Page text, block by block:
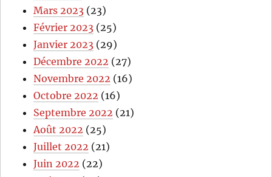
Mars 2023 (23)
Février 2023 (25)
Janvier 2023 (29)
Décembre 2022 (27)
Novembre 2022 (16)
Octobre 2022 (16)
Septembre 2022 (21)
Août 2022 (25)
Juillet 2022 (21)
Juin 2022 (22)